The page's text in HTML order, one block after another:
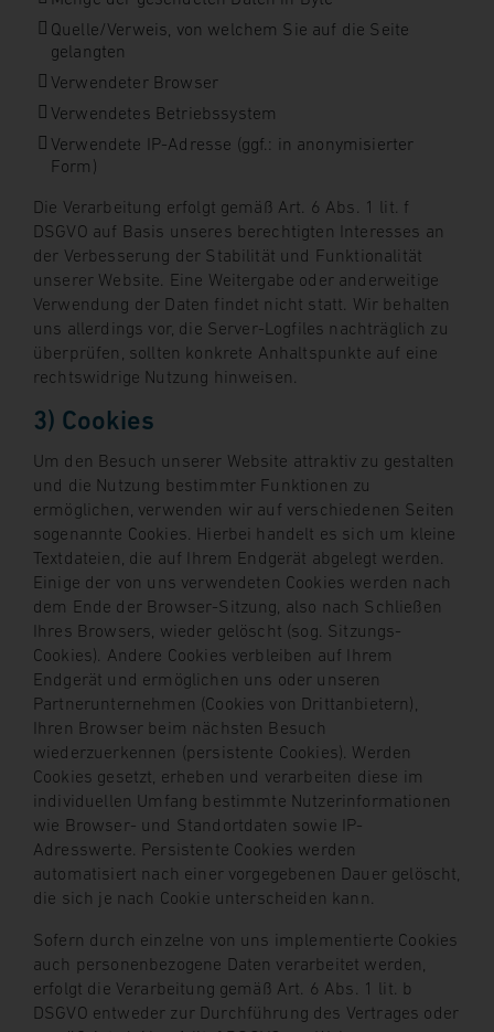
Quelle/Verweis, von welchem Sie auf die Seite
gelangten
Verwendeter Browser
Verwendetes Betriebssystem
Verwendete IP-Adresse (ggf.: in anonymisierter
Form)
Die Verarbeitung erfolgt gemäß Art. 6 Abs. 1 lit. f
DSGVO auf Basis unseres berechtigten Interesses an
der Verbesserung der Stabilität und Funktionalität
unserer Website. Eine Weitergabe oder anderweitige
Verwendung der Daten findet nicht statt. Wir behalten
uns allerdings vor, die Server-Logfiles nachträglich zu
überprüfen, sollten konkrete Anhaltspunkte auf eine
rechtswidrige Nutzung hinweisen.
3) Cookies
Um den Besuch unserer Website attraktiv zu gestalten
und die Nutzung bestimmter Funktionen zu
ermöglichen, verwenden wir auf verschiedenen Seiten
sogenannte Cookies. Hierbei handelt es sich um kleine
Textdateien, die auf Ihrem Endgerät abgelegt werden.
Einige der von uns verwendeten Cookies werden nach
dem Ende der Browser-Sitzung, also nach Schließen
Ihres Browsers, wieder gelöscht (sog. Sitzungs-
Cookies). Andere Cookies verbleiben auf Ihrem
Endgerät und ermöglichen uns oder unseren
Partnerunternehmen (Cookies von Drittanbietern),
Ihren Browser beim nächsten Besuch
wiederzuerkennen (persistente Cookies). Werden
Cookies gesetzt, erheben und verarbeiten diese im
individuellen Umfang bestimmte Nutzerinformationen
wie Browser- und Standortdaten sowie IP-
Adresswerte. Persistente Cookies werden
automatisiert nach einer vorgegebenen Dauer gelöscht,
die sich je nach Cookie unterscheiden kann.
Sofern durch einzelne von uns implementierte Cookies
auch personenbezogene Daten verarbeitet werden,
erfolgt die Verarbeitung gemäß Art. 6 Abs. 1 lit. b
DSGVO entweder zur Durchführung des Vertrages oder